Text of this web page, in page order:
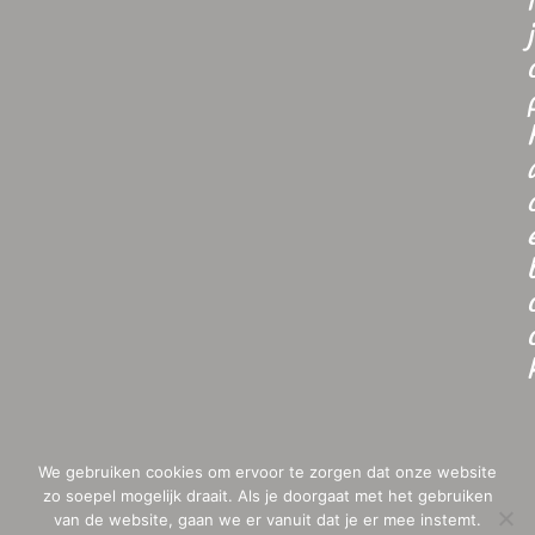
j
We gebruiken cookies om ervoor te zorgen dat onze website
zo soepel mogelijk draait. Als je doorgaat met het gebruiken
van de website, gaan we er vanuit dat je er mee instemt.